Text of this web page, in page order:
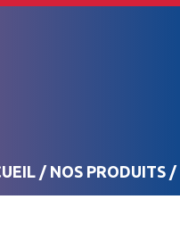
/ NOS PRODUITS/